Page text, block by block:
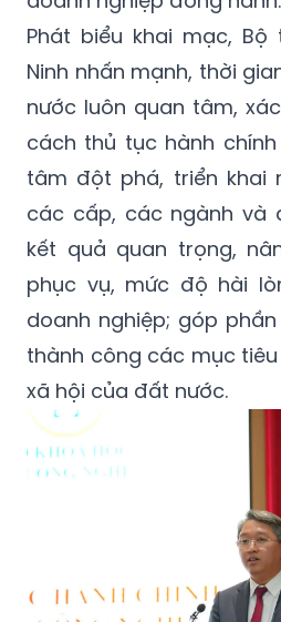
Phát biểu khai mạc, Bộ
Ninh nhấn mạnh, thời
nước luôn quan tâm,
cách thủ tục hành
tâm đột phá, triển khai
các cấp, các ngành và
kết quả quan trọng,
phục vụ, mức độ hài
doanh nghiệp; góp
thành công các mục
xã hội của đất nước.